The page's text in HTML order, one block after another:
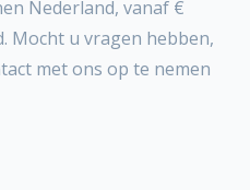
Nederland, vanaf €
Mocht u vragen hebben,
met ons op te nemen